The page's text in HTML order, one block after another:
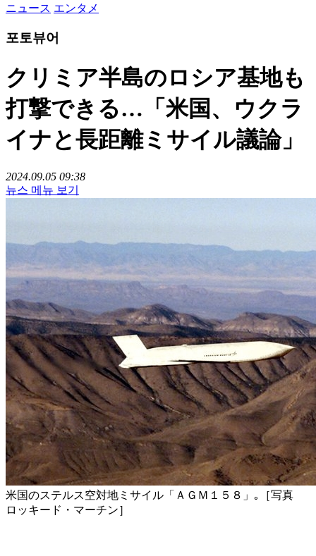
ニュース エンタメ
포토뷰어
クリミア半島のロシア基地も
打撃できる…「米国、ウクラ
イナと長距離ミサイル議論」
2024.09.05 09:38
뉴스 메뉴 보기
米国のステルス空対地ミサイル「ＡＧＭ１５８」｡［写真
ロッキード・マーチン］